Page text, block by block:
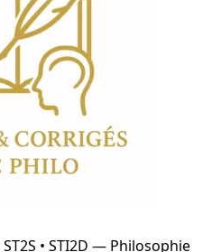
• STI2D — Philosophie